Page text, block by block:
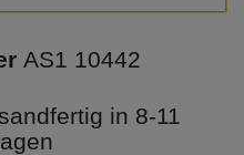
AS1 10442
in 8-11